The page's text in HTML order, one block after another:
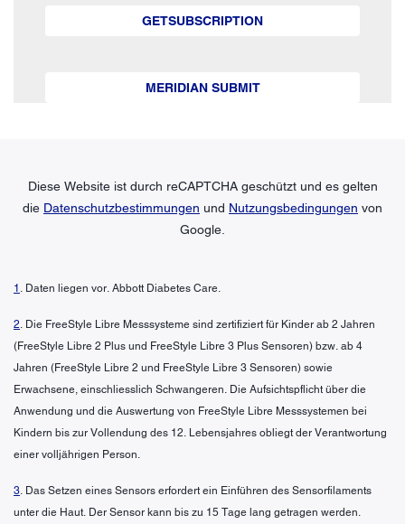
GETSUBSCRIPTION
MERIDIAN SUBMIT
Diese Website ist durch reCAPTCHA geschützt und es gelten
die Datenschutzbestimmungen und Nutzungsbedingungen von
Google.
1 . Daten liegen vor. Abbott Diabetes Care.
2. Die FreeStyle Libre Messsysteme sind zertifiziert für Kinder ab 2 Jahren
(FreeStyle Libre 2 Plus und FreeStyle Libre 3 Plus Sensoren) bzw. ab 4
Jahren (FreeStyle Libre 2 und FreeStyle Libre 3 Sensoren) sowie
Erwachsene, einschliesslich Schwangeren. Die Aufsichtspflicht über die
Anwendung und die Auswertung von FreeStyle Libre Messsystemen bei
Kindern bis zur Vollendung des 12. Lebensjahres obliegt der Verantwortung
einer volljährigen Person.
3. Das Setzen eines Sensors erfordert ein Einführen des Sensorfilaments
unter die Haut. Der Sensor kann bis zu 15 Tage lang getragen werden.